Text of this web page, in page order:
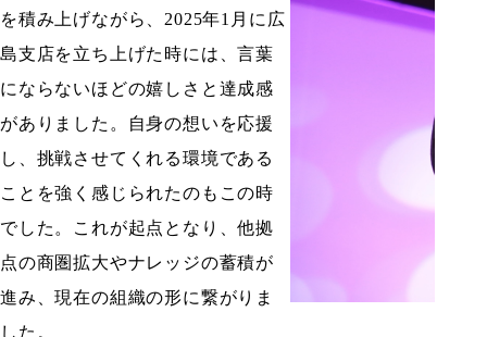
を積み上げながら、2025年1月に広
島支店を立ち上げた時には、言葉
にならないほどの嬉しさと達成感
がありました。自身の想いを応援
し、挑戦させてくれる環境である
ことを強く感じられたのもこの時
でした。これが起点となり、他拠
点の商圏拡大やナレッジの蓄積が
進み、現在の組織の形に繋がりま
した。